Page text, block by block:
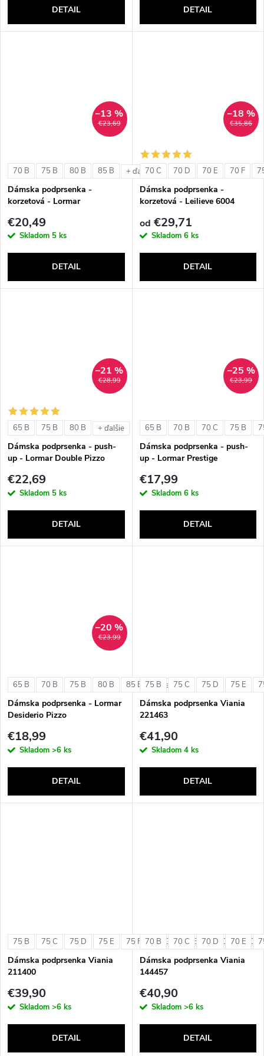
DETAIL DETAIL
€23,69
–13 %
70 B 75 B 80 B 85 B + ďalšie
Dámska podprsenka -
korzetová - Lormar
€20,49
Skladom 5 ks
DETAIL
€35,86
–18 %
70 C 70 D 70 E 70 F
Dámska podprsenka -
korzetová - Leilieve 6004
od €29,71
Skladom 6 ks
DETAIL
€28,99
–21 %
65 B 75 B 80 B + ďalšie
Dámska podprsenka - push-
up - Lormar Double Pizzo
€22,69
Skladom 5 ks
DETAIL
€23,99
–25 %
65 B 70 B 70 C 75 B
Dámska podprsenka - push-
up - Lormar Prestige
€17,99
Skladom 6 ks
DETAIL
€23,99
–20 %
65 B 70 B 75 B 80 B 85 B + ďalšie
Dámska podprsenka - Lormar
Desiderio Pizzo
€18,99
Skladom >6 ks
DETAIL
75 B 75 C 75 D 75 E
Dámska podprsenka Viania
221463
€41,90
Skladom 4 ks
DETAIL
75 B 75 C 75 D 75 E 75 F 75 G 80 B 80 C 80 D
Dámska podprsenka Viania
211400
€39,90
Skladom >6 ks
DETAIL
70 B 70 C 70 D 70 E
Dámska podprsenka Viania
144457
€40,90
Skladom >6 ks
DETAIL